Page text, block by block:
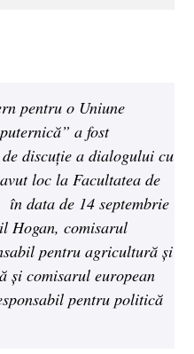
pentru o Uniune
a fost
discuție a dialogului cu
loc la Facultatea de
în data de 14 septembrie
Hogan, comisarul
pentru agricultură și
și comisarul european
pentru politică